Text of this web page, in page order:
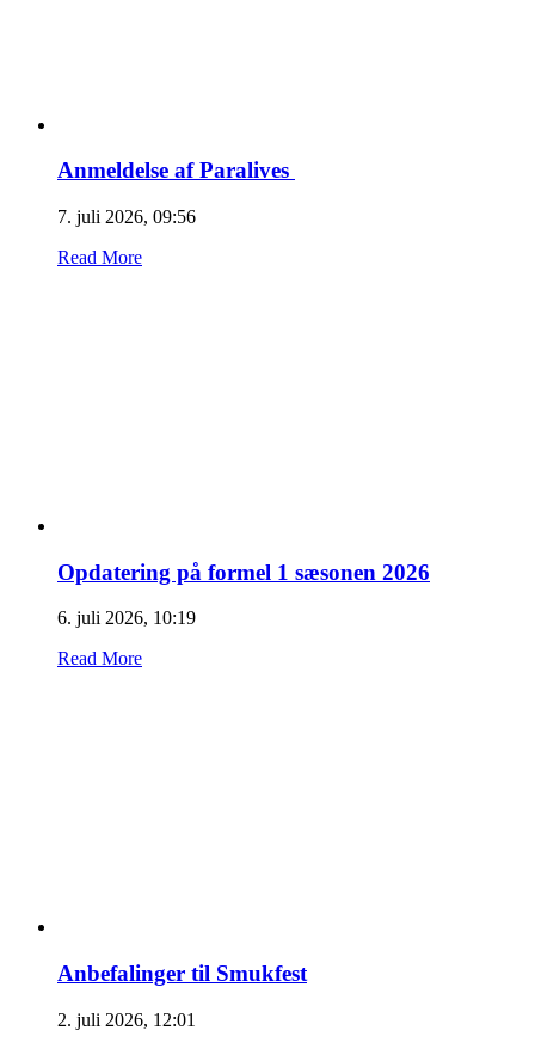
Anmeldelse af Paralives
7. juli 2026, 09:56
Read More
Opdatering på formel 1 sæsonen 2026
6. juli 2026, 10:19
Read More
Anbefalinger til Smukfest
2. juli 2026, 12:01